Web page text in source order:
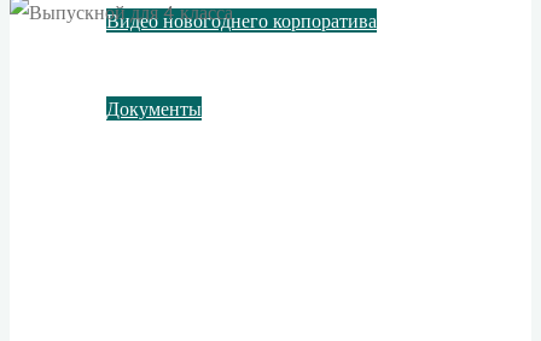
Видео новогоднего корпоратива
Документы